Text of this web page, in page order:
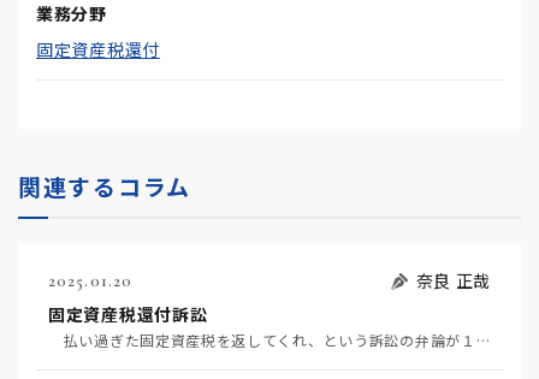
業務分野
固定資産税還付
関連するコラム
2025.01.20
奈良 正哉
固定資産税還付訴訟
払い過ぎた固定資産税を返してくれ、という訴訟の弁論が１７日最高裁で行われた。対象の固定資産は複雑な…